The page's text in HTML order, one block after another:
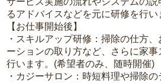
るアドバイスなどを元に研修を行い
【お仕事開始後】
・スキルアップ研修：掃除の仕方
ーションの取り方など、さらに家
行います。(希望者のみ、随時開催)
・カジーサロン：時短料理や掃除